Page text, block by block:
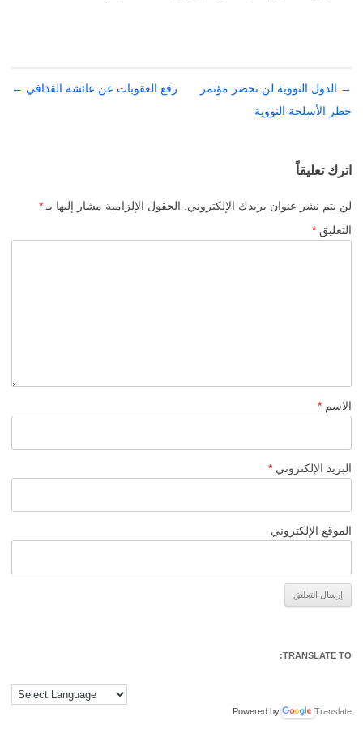
تصفّح
المقالات
→ الدول النووية لن تحضر مؤتمر
حظر الأسلحة النووية
رفع العقوبات عن عائشة القذافي ←
اترك تعليقاً
لن يتم نشر عنوان بريدك الإلكتروني. الحقول الإلزامية مشار إليها بـ *
التعليق *
الاسم *
البريد الإلكتروني *
الموقع الإلكتروني
TRANSLATE TO:
Powered by Translate